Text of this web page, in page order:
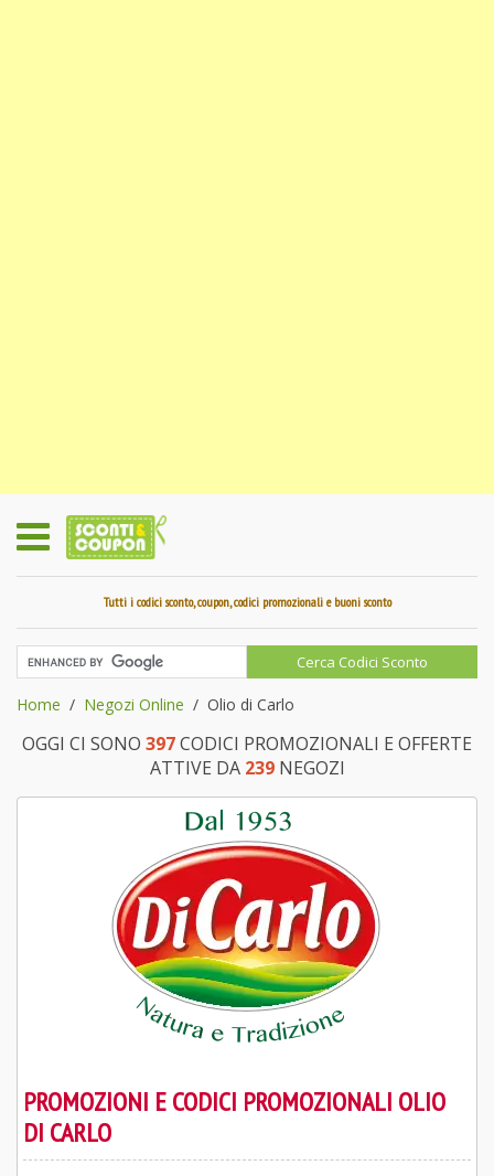
Tutti i codici sconto, coupon, codici promozionali e buoni sconto
Home Negozi Online Olio di Carlo
OGGI CI SONO 397CODICI PROMOZIONALI E OFFERTE
ATTIVE DA 239NEGOZI
PROMOZIONI E CODICI PROMOZIONALI OLIO
DI CARLO